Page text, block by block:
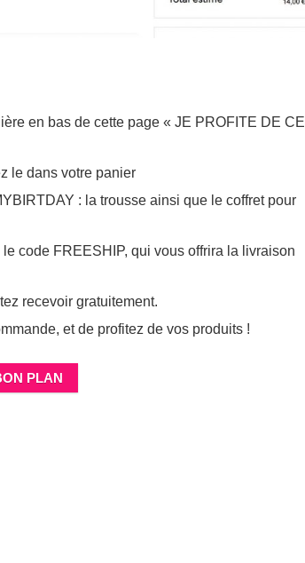
en bas de cette page « JE PROFITE DE CE
le dans votre panier
: la trousse ainsi que le coffret pour
code FREESHIP, qui vous offrira la livraison
recevoir gratuitement.
et de profitez de vos produits !
PLAN